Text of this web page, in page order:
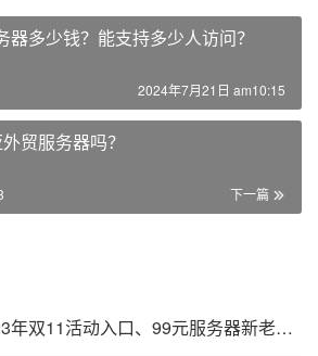
器多少钱？能支持多少人访问？
2024年7月21日 am10:15
贸服务器吗？
下一篇
省钱：阿里云2023年双11活动入口、99元服务器新老用户购买攻略